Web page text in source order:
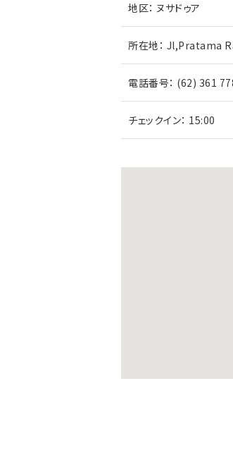
地区： ヌサドゥア
所在地： Jl,Pratama
電話番号： (62) 361
チェックイン： 15:00